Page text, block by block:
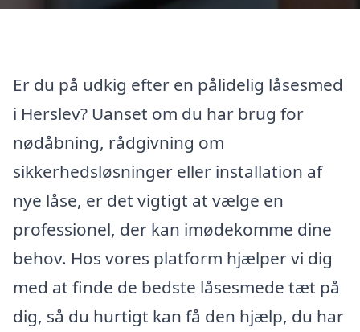
Er du på udkig efter en pålidelig låsesmed
i Herslev? Uanset om du har brug for
nødåbning, rådgivning om
sikkerhedsløsninger eller installation af
nye låse, er det vigtigt at vælge en
professionel, der kan imødekomme dine
behov. Hos vores platform hjælper vi dig
med at finde de bedste låsesmede tæt på
dig, så du hurtigt kan få den hjælp, du har